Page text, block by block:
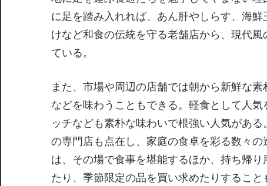
に足を踏み入れれば、あん肝やしらす、海
けなど和食の伝統を守る老舗店から、現代
ている。
また、市場や周辺の店舗では朝から新鮮な
などを味わうこともできる。軽食として人
ッチなども素朴な味わいで根強い人気があ
の専門店も点在し、家庭の食卓を彩る数々
は、その場で食事を堪能するほか、持ち帰
たり、季節限定の品を買い求めたりするこ